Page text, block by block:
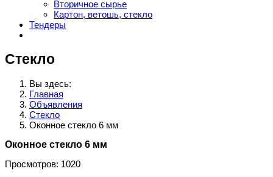
Вторичное сырье
Картон, ветошь, стекло
Тендеры
Стекло
Вы здесь:
Главная
Объявления
Стекло
Оконное стекло 6 мм
Оконное стекло 6 мм
Просмотров: 1020